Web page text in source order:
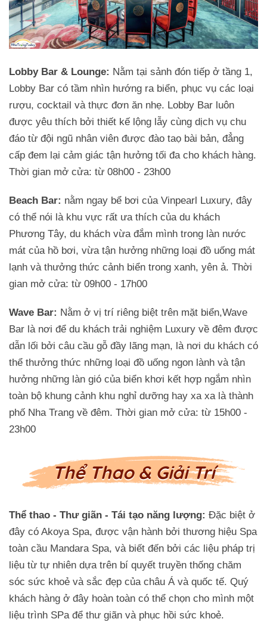
Lobby Bar & Lounge: Nằm tại sảnh đón tiếp ở tầng 1,
Lobby Bar có tầm nhìn hướng ra biển, phục vụ các loại
rượu, cocktail và thực đơn ăn nhẹ. Lobby Bar luôn
được yêu thích bởi thiết kế lộng lẫy cùng dịch vụ chu
đáo từ đội ngũ nhân viên được đào taọ bài bản, đẳng
cấp đem lại cảm giác tận hưởng tối đa cho khách hàng.
Thời gian mở cửa: từ 08h00 - 23h00
Beach Bar: nằm ngay bể bơi của Vinpearl Luxury, đây
có thể nói là khu vực rất ưa thích của du khách
Phương Tây, du khách vừa đắm mình trong làn nước
mát của hồ bơi, vừa tận hưởng những loại đồ uống mát
lạnh và thưởng thức cảnh biển trong xanh, yên ả. Thời
gian mở cửa: từ 09h00 - 17h00
Wave Bar: Nằm ở vị trí riêng biệt trên mặt biển,Wave
Bar là nơi để du khách trải nghiệm Luxury về đêm được
dẫn lối bởi câu cầu gỗ đầy lãng mạn, là nơi du khách có
thể thưởng thức những loại đồ uống ngon lành và tận
hưởng những làn gió của biển khơi kết hợp ngắm nhìn
toàn bộ khung cảnh khu nghỉ dưỡng hay xa xa là thành
phố Nha Trang về đêm. Thời gian mở cửa: từ 15h00 -
23h00
Thể Thao & Giải Trí
Thể thao - Thư giãn - Tái tạo năng lượng: Đặc biệt ở
đây có Akoya Spa, được vận hành bởi thương hiệu Spa
toàn cầu Mandara Spa, và biết đến bởi các liệu pháp trị
liệu từ tự nhiên dựa trên bí quyết truyền thống chăm
sóc sức khoẻ và sắc đẹp của châu Á và quốc tế. Quý
khách hàng ở đây hoàn toàn có thể chọn cho mình một
liệu trình SPa để thư giãn và phục hồi sức khoẻ.